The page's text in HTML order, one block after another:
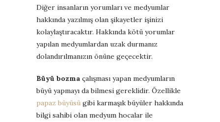
Diğer insanların yorumları ve medyumlar
hakkında yazılmış olan şikayetler işinizi
kolaylaştıracaktır. Hakkında kötü yorumlar
yapılan medyumlardan uzak durmanız
dolandırılmanızın önüne geçecektir.
Büyü bozma çalışması yapan medyumların
büyü yapmayı da bilmesi gereklidir. Özellikle
papaz büyüsü gibi karmaşık büyüler hakkında
bilgi sahibi olan medyum hocalar ile